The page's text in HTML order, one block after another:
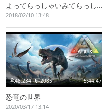
よってらっしゃいみてらっしゃい。
2018/02/10 13:48
5:44:47
48,234 2085
恐竜の世界
2020/03/17 13:14